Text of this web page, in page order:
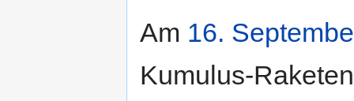
Am 16.
Kumulus-